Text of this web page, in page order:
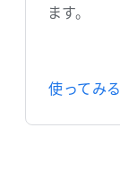
ます。
使ってみる